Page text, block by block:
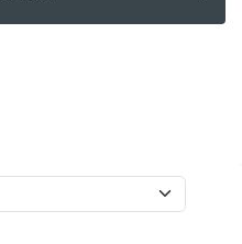
курсеве
курсева